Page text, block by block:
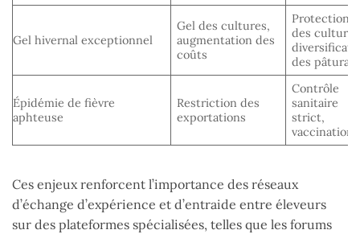
Gel hivernal exceptionnel
Gel des cultures,
augmentation des
coûts
Protection
des
des
Épidémie de fièvre
aphteuse
Restriction des
exportations
Contrôle
sanitaire
strict,
vaccination
Ces enjeux renforcent l’importance des réseaux
d’échange d’expérience et d’entraide entre éleveurs
sur des plateformes spécialisées, telles que les forums